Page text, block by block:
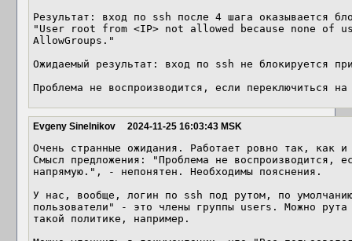
Результат: вход по ssh после 4 шага оказывается
"User root from <IP> not allowed because none
AllowGroups."
Ожидаемый результат: вход по ssh не блокируется
Проблема не воспроизводится, если переключиться
Evgeny Sinelnikov 2024-11-25 16:03:43 MSK
Очень странные ожидания. Работает ровно так, как и
Смысл предложения: "Проблема не воспроизводится,
напрямую.", - непонятен. Необходимы пояснения.
У нас, вообще, логин по ssh под рутом, по
пользователи" - это члены группы users. Можно
такой политике, например.